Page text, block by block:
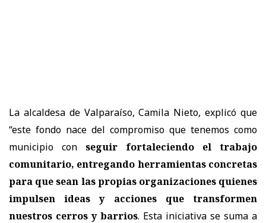
La alcaldesa de Valparaíso, Camila Nieto, explicó que
“este fondo nace del compromiso que tenemos como
municipio con seguir fortaleciendo el trabajo
comunitario, entregando herramientas concretas
para que sean las propias organizaciones quienes
impulsen ideas y acciones que transformen
nuestros cerros y barrios. Esta iniciativa se suma a